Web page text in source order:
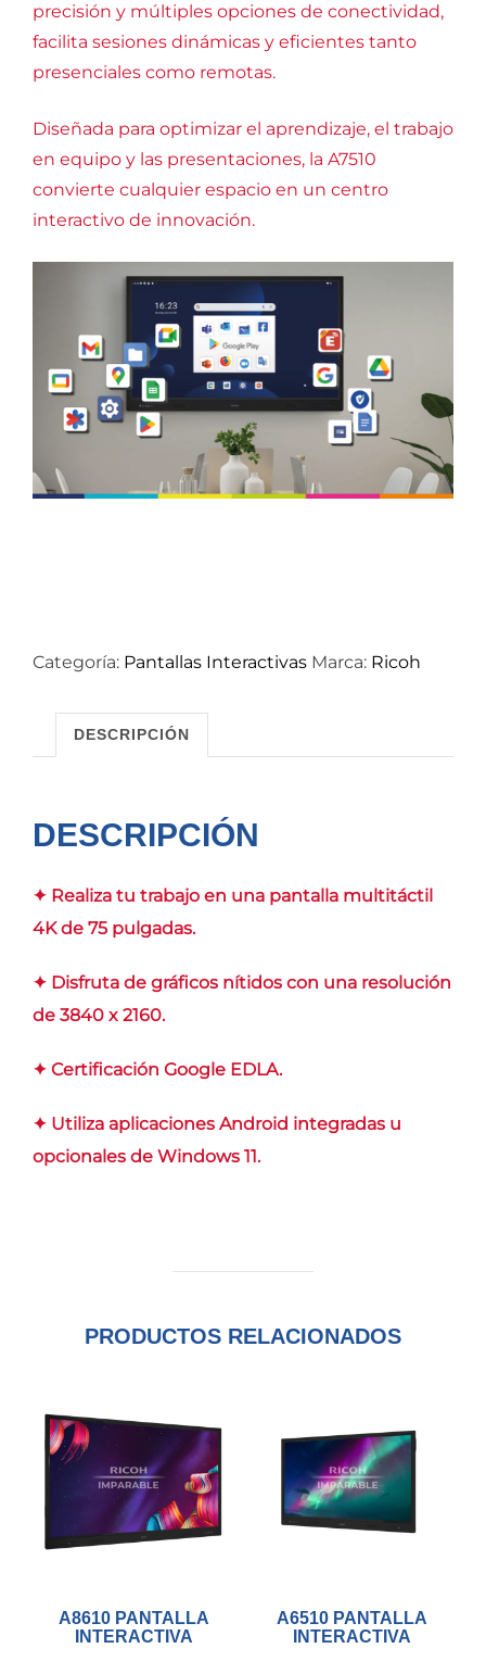
precisión y múltiples opciones de conectividad,
facilita sesiones dinámicas y eficientes tanto
presenciales como remotas.
Diseñada para optimizar el aprendizaje, el trabajo
en equipo y las presentaciones, la A7510
convierte cualquier espacio en un centro
interactivo de innovación.
Categoría: Pantallas Interactivas Marca: Ricoh
DESCRIPCIÓN
DESCRIPCIÓN
✦ Realiza tu trabajo en una pantalla multitáctil
4K de 75 pulgadas.
✦ Disfruta de gráficos nítidos con una resolución
de 3840 x 2160.
✦ Certificación Google EDLA.
✦ Utiliza aplicaciones Android integradas u
opcionales de Windows 11.
PRODUCTOS RELACIONADOS
A8610 PANTALLA
INTERACTIVA
A6510 PANTALLA
INTERACTIVA